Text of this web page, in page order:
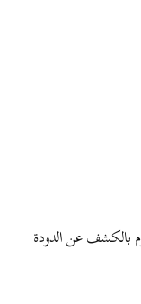
بالكشف عن الدودة